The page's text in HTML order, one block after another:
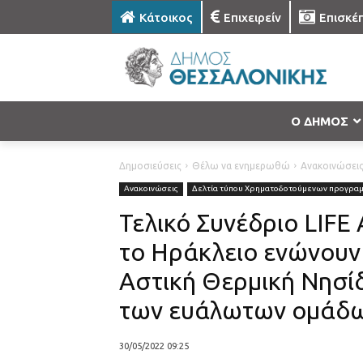
Κάτοικος Επιχειρείν
Ο ΔΗΜΟΣ
Δημοσιεύσεις Θέλω να ενημερωθώ Ανακοινώσεις
Ανακοινώσεις Δελτία τύπου Χρηματοδοτούμενων
Τελικό Συνέδριο
το Ηράκλειο ενώνουν
Αστική Θερμική
των ευάλωτων
30/05/2022 09:25